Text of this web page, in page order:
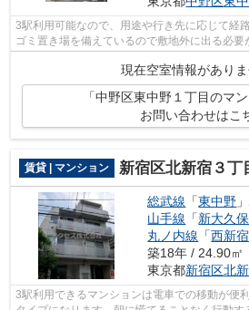
3駅利用可能なので、用途や行き先に応じて経
ゴミ置き場を備えているので敷地外に出る必要
終えられます。クレジットカードで初期...
現在空室情報がありま
「中野区東中野１丁目のマ
お問い合わせはこ
賃貸 | マンション 新宿区北新宿３丁
総武線 「東中野
山手線 「新大久保
丸ノ内線 「西新宿
築18年 / 24.90㎡
東京都新宿区北
3駅利用できるマンションは電車での移動が便